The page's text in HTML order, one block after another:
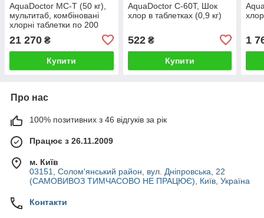
AquaDoctor MC-T (50 кг),
мультитаб, комбіновані
хлорні таблетки по 200
21 270 ₴
Купити
AquaDoctor C-60T, Шок
хлор в таблетках (0,9 кг)
522₴
Купити
1
Про нас
100% позитивних з 46 відгуків за рік
Працює з 26.11.2009
м. Київ
03151, Солом'янський район, вул. Дніпровська, 22
(САМОВИВОЗ ТИМЧАСОВО НЕ ПРАЦЮЄ), Київ, Україна
Контакти